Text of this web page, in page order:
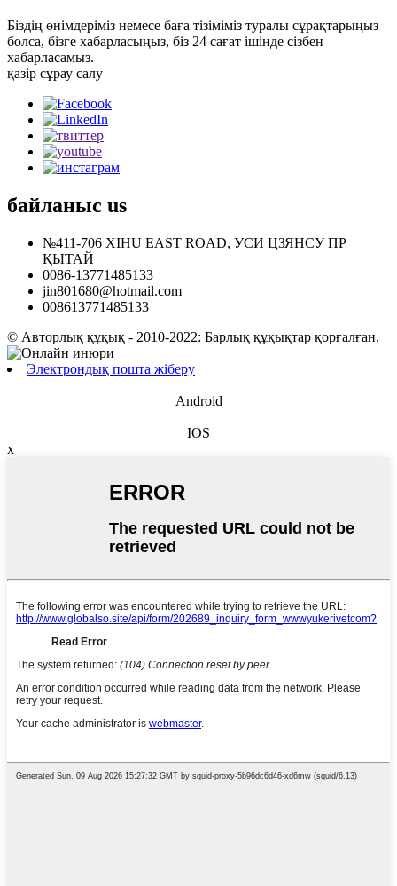
Біздің өнімдеріміз немесе баға тізіміміз туралы сұрақтарыңыз
болса, бізге хабарласыңыз, біз 24 сағат ішінде сізбен
хабарласамыз.
қазір сұрау салу
байланыс us
№411-706 XIHU EAST ROAD, УСИ ЦЗЯНСУ ПР
ҚЫТАЙ
0086-13771485133
jin801680@hotmail.com
008613771485133
© Авторлық құқық - 2010-2022: Барлық құқықтар қорғалған.
Электрондық пошта жіберу
Android
IOS
x